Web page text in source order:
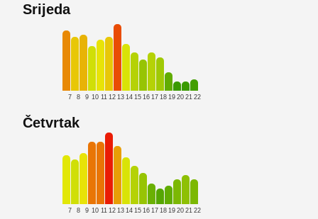
Srijeda
7 8 9 10 11 12 13 14 15 16 17 18 19 20 21 22
Četvrtak
7 8 9 10 11 12 13 14 15 16 17 18 19 20 21 22